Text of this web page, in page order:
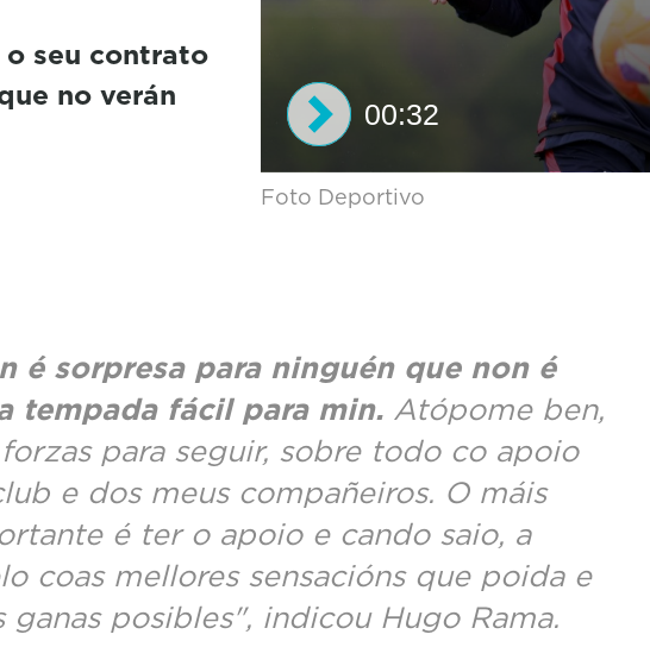
seu contrato
no verán
s
o
3
s
c
n
d
s
V
o
00:32
Foto Deportivo
é sorpresa para ninguén que non é
tempada fácil para min. Atópome ben,
para seguir, sobre todo co apoio
e dos meus compañeiros. O máis
é ter o apoio e cando saio, a
coas mellores sensacións que poida e
ganas posibles", indicou Hugo Rama.